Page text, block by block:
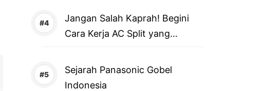
Jangan Salah Kaprah! Begini
Cara Kerja AC Split yang
Sejarah Panasonic Gobel
Indonesia